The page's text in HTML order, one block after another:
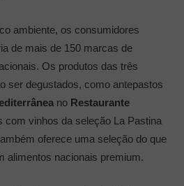
ambiente, os consumidores
de mais de 150 marcas de
Os produtos das três
ser degustados, como antepastos
no Restaurante
com vinhos da seleção La Pastina
oferece uma seleção do que
alimentos nacionais premium.